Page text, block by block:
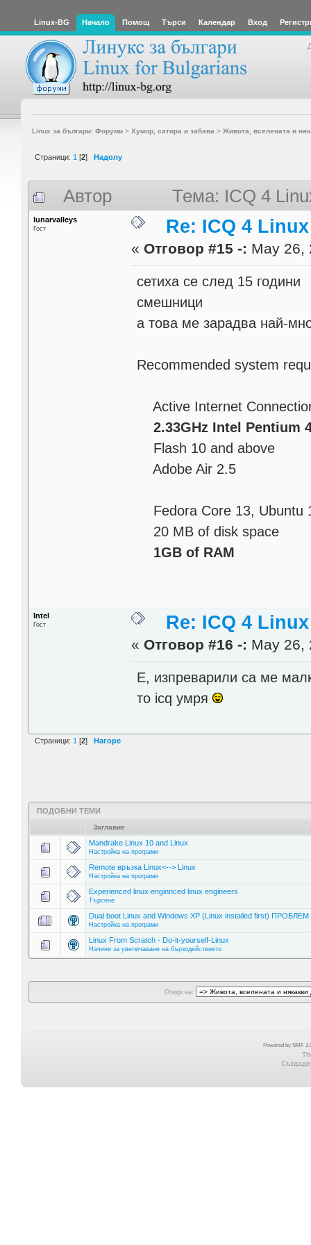
Linux-BG Начало Помощ Търси Календар Вход
Linux за българи: Форуми> Хумор, сатира и забава > Живота, вселената и
Страници: 1 [2] Надолу
Автор Тема: ICQ 4
lunarvalleys
Гост Re: ICQ 4 Linux
« Отговор #15 -: May 26,
сетиха се след 15 години
смешници
а това ме зарадва най-
Recommended system
Active Internet
2.33GHz Intel Pentium
Flash 10 and above
Adobe Air 2.5
Fedora Core 13, Ubuntu
20 MB of disk space
1GB of RAM
Intel
Гост Re: ICQ 4 Linux
« Отговор #16 -: May 26,
Е, изпреварили са ме
то icq умря
Страници: 1 [2] Нагоре
ПОДОБНИ ТЕМИ
Заглавие
Mandrake Linux 10 and Linux
Настройка на програми
Remote връзка Linux<--> Linux
Настройка на програми
Experienced linux enginnced linux engineers
Търсене
Dual boot Linux and Windows XP (Linux installed first) ПРОБЛЕМ
Настройка на програми
Linux From Scratch - Do-it-yourself-Linux
Начини за увеличаване на бързодействието
Отиди на:
Powered by SMF